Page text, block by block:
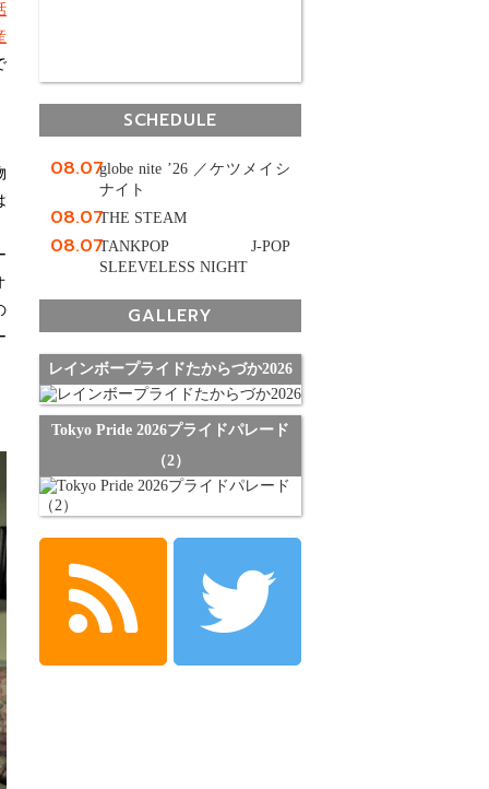
SCHEDULE
08.07globe nite ’26 ／ケツメイシ
ナイト
08.07THE STEAM
08.07TANKPOP J-POP
SLEEVELESS NIGHT
GALLERY
レインボープライドたからづか2026
Tokyo Pride 2026プライドパレード
（2）